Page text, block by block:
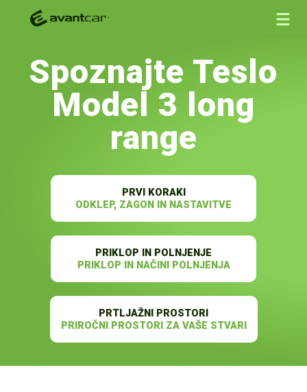
Spoznajte Teslo
Model 3 long
range
PRVI KORAKI
ODKLEP, ZAGON IN NASTAVITVE
PRIKLOP IN POLNJENJE
PRIKLOP IN NAČINI POLNJENJA
PRTLJAŽNI PROSTORI
PRIROČNI PROSTORI ZA VAŠE STVARI